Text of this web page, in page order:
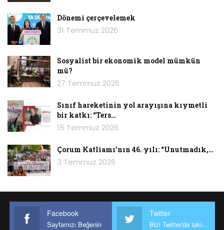
Dönemi çerçevelemek
31 Temmuz 2026
Sosyalist bir ekonomik model mümkün
mü?
27 Temmuz 2026
Sınıf hareketinin yol arayışına kıymetli
bir katkı: “Ters…
15 Temmuz 2026
Çorum Katliamı’nın 46. yılı: “Unutmadık,…
3 Temmuz 2026
Facebook
Sayfamızı Beğenin
Twitter
Bizi Twitter'da takip edin